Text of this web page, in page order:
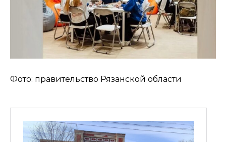
Фото: правительство Рязанской области